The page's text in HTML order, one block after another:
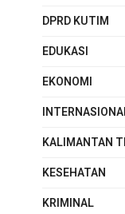
DPRD KUTIM
EDUKASI
EKONOMI
KALIMANTAN
KESEHATAN
KRIMINAL